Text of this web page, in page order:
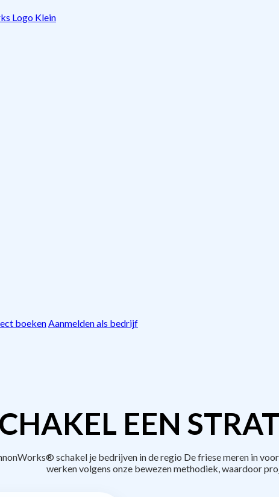
boekenAanmelden als bedrijf
EEN
schakel je bedrijven in de regio De friese meren in
werken volgens onze bewezen methodiek, waardoor